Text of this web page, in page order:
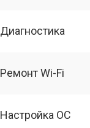
Диагностика
Ремонт Wi-Fi
Настройка ОС